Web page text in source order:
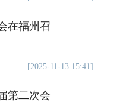
在福州召
[2025-11-13 15:41]
第二次会